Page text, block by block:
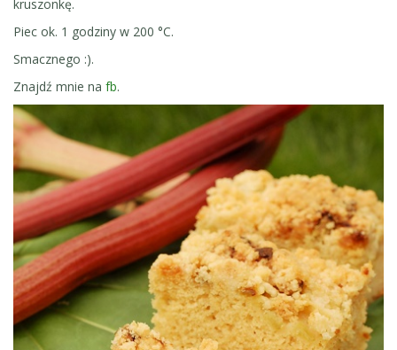
kruszonkę.
Piec ok. 1 godziny w 200 °C.
Smacznego :).
Znajdź mnie na fb.